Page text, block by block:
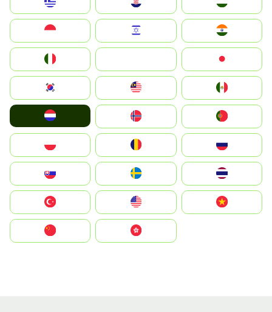
South Korea
United States
中國香港特別行政區